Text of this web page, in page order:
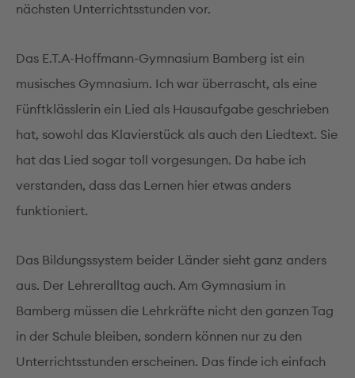
nächsten Unterrichtsstunden vor.
Das E.T.A-Hoffmann-Gymnasium Bamberg ist ein
musisches Gymnasium. Ich war überrascht, als eine
Fünftklässlerin ein Lied als Hausaufgabe geschrieben
hat, sowohl das Klavierstück als auch den Liedtext. Sie
hat das Lied sogar toll vorgesungen. Da habe ich
verstanden, dass das Lernen hier etwas anders
funktioniert.
Das Bildungssystem beider Länder sieht ganz anders
aus. Der Lehreralltag auch. Am Gymnasium in
Bamberg müssen die Lehrkräfte nicht den ganzen Tag
in der Schule bleiben, sondern können nur zu den
Unterrichtsstunden erscheinen. Das finde ich einfach